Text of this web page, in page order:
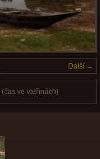
Další →
(čas ve vteřinách)